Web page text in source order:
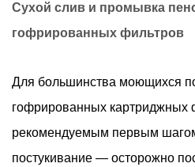
Сухой слив и промывка
гофрированных фильтров
Для большинства моющихся
гофрированных картриджных
рекомендуемым первым
постукивание — осторожно